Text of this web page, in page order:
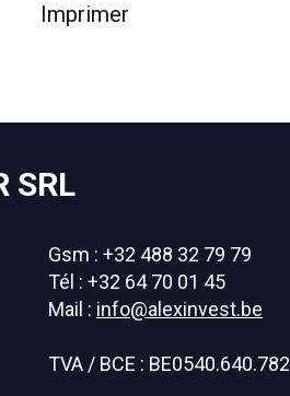
Imprimer
SRL
Gsm : +32 488 32 79 79
Tél : +32 64 70 01 45
Mail : info@alexinvest.be
TVA / BCE : BE0540.640.782